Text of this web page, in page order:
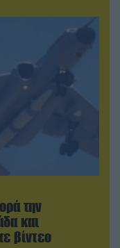
την
και
βίντεο